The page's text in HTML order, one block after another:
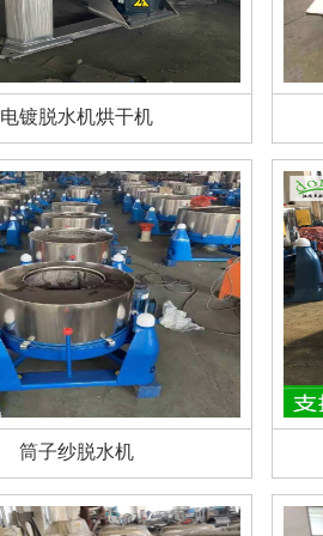
电镀脱水机烘干机
筒子纱脱水机